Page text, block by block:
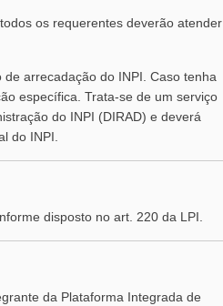
os requerentes deverão atender
arrecadação do INPI. Caso tenha
específica. Trata-se de um serviço
do INPI (DIRAD) e deverá
do INPI.
disposto no art. 220 da LPI.
da Plataforma Integrada de